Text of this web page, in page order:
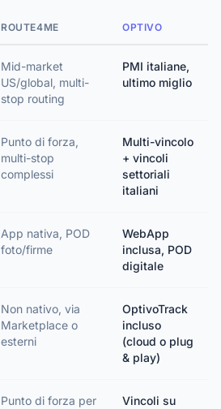
ROUTE4ME OPTIVO
Mid-market
US/global, multi-
stop routing
PMI italiane,
ultimo miglio
Punto di forza,
multi-stop
complessi
Multi-vincolo
+ vincoli
settoriali
italiani
App nativa, POD
foto/firme
WebApp
inclusa, POD
digitale
Non nativo, via
Marketplace o
esterni
OptivoTrack
incluso
(cloud o plug
& play)
Punto di forza per
Vincoli su